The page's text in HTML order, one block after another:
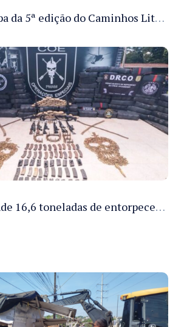
Sejusc participa da 5ª edição do Caminhos Literários com foco na cultura hip-hop nas unidades socioeducativas
PMAM apreende 16,6 toneladas de entorpecentes e registra aumento nas prisões em flagrante e nas capturas de foragidos no primeiro semestre de 2026